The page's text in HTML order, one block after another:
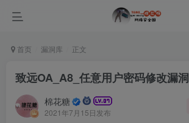
首页 漏洞库 正文
致远OA_A8_任意用户密码修改漏洞
棉花糖
2021年7月15日发布